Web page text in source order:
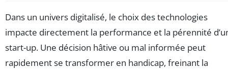
Dans un univers digitalisé, le choix des technologies
impacte directement la performance et la pérennité
start-up. Une décision hâtive ou mal informée peut
rapidement se transformer en handicap, freinant la